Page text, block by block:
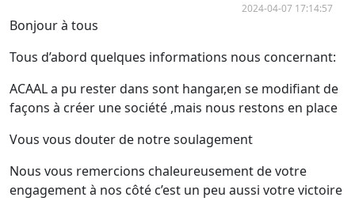
2024-04-07 17:14:57
Bonjour à tous
Tous d’abord quelques informations nous concernant:
ACAAL a pu rester dans sont hangar,en se modifiant de
façons à créer une société ,mais nous restons en place
Vous vous douter de notre soulagement
Nous vous remercions chaleureusement de votre
engagement à nos côté c’est un peu aussi votre victoire